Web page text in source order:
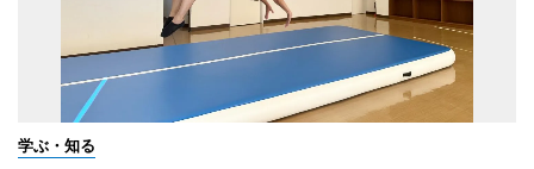
学ぶ・知る